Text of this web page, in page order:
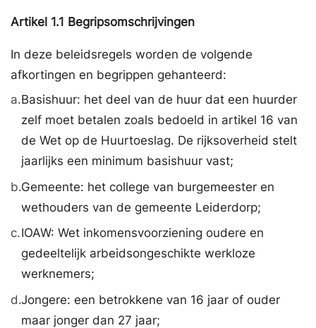
Artikel 1.1 Begripsomschrijvingen
In deze beleidsregels worden de volgende
afkortingen en begrippen gehanteerd:
a.Basishuur: het deel van de huur dat een huurder
zelf moet betalen zoals bedoeld in artikel 16 van
de Wet op de Huurtoeslag. De rijksoverheid stelt
jaarlijks een minimum basishuur vast;
b.Gemeente: het college van burgemeester en
wethouders van de gemeente Leiderdorp;
c.IOAW: Wet inkomensvoorziening oudere en
gedeeltelijk arbeidsongeschikte werkloze
werknemers;
d.Jongere: een betrokkene van 16 jaar of ouder
maar jonger dan 27 jaar;